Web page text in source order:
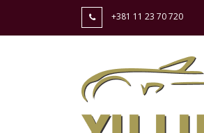
+381 11 23 70 720